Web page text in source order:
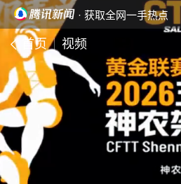
· 获取全网一手热点
首页 视频